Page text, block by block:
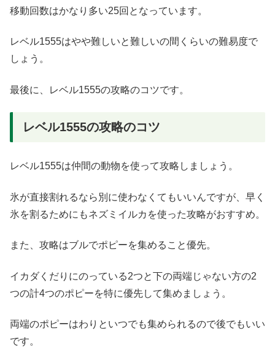
移動回数はかなり多い25回となっています。
レベル1555はやや難しいと難しいの間くらいの難易度で
しょう。
最後に、レベル1555の攻略のコツです。
レベル1555の攻略のコツ
レベル1555は仲間の動物を使って攻略しましょう。
氷が直接割れるなら別に使わなくてもいいんですが、早く
氷を割るためにもネズミイルカを使った攻略がおすすめ。
また、攻略はブルでポピーを集めること優先。
イカダくだりにのっている2つと下の両端じゃない方の2
つの計4つのポピーを特に優先して集めましょう。
両端のポピーはわりといつでも集められるので後でもいい
です。